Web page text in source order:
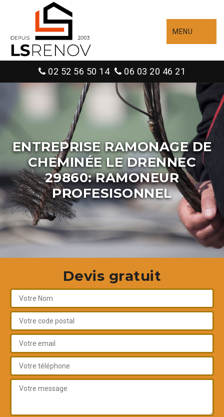
MENU
02 52 56 50 14 06 03 20 46 21
ENTREPRISE RAMONAGE DE
CHEMINÉE LE DRENNEC
29860: RAMONEUR
PROFESISONNEL
Devis gratuit